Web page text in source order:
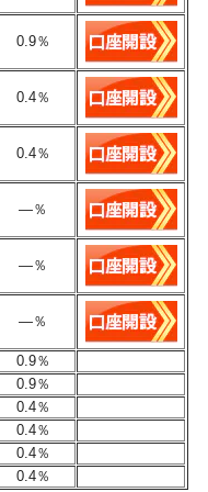
0.9％
0.4％
0.4％
―％
―％
―％
0.9％
0.9％
0.4％
0.4％
0.4％
0.4％